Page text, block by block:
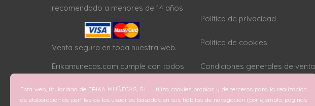
recomendado a menores de 14 años
Venta segura en toda nuestra web.
Erikamunecas.com cumple con todos
Política de privacidad
Politica de cookies
Condiciones generales de venta
Configurar cookies
Esta web, titularidad de ERIKA MUÑECAS, S.L , utiliza cookies propias y de terceros para la realización
de elaboración de perfiles de los usuarios basadas en sus hábitos de navegación (por ejemplo, páginas